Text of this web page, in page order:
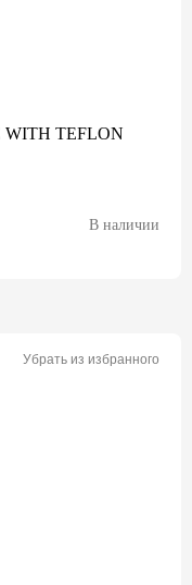
WITH TEFLON
В наличии
Убрать из избранного